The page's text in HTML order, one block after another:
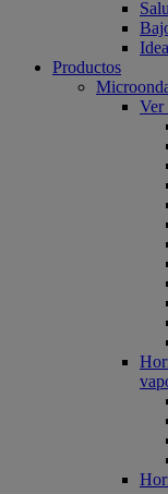
Productos
Ver